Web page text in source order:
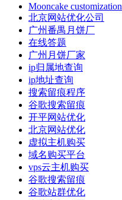
Mooncake customization
北京网站优化公司
广州番禺月饼厂
在线答题
广州月饼厂家
ip归属地查询
ip地址查询
搜索留痕程序
谷歌搜索留痕
开平网站优化
北京网站优化
虚拟主机购买
域名购买平台
vps云主机购买
谷歌搜索留痕
谷歌站群优化